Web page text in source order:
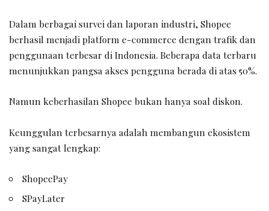
Dalam berbagai survei dan laporan industri, Shopee
berhasil menjadi platform e-commerce dengan trafik dan
penggunaan terbesar di Indonesia. Beberapa data terbaru
menunjukkan pangsa akses pengguna berada di atas 50%.
Namun keberhasilan Shopee bukan hanya soal diskon.
Keunggulan terbesarnya adalah membangun ekosistem
yang sangat lengkap:
ShopeePay
SPayLater